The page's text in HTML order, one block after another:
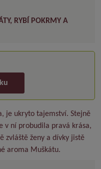
je ukryto tajemství. Stejně
v ní probudila pravá krása,
zvláště ženy a dívky jistě
aroma Muškátu.
RYBÍ POKRMY A